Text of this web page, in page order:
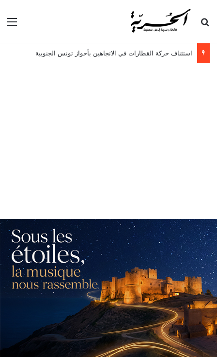
بحث عن
استئناف حركة القطارات في الاتجاهين بأحواز تونس الجنوبية